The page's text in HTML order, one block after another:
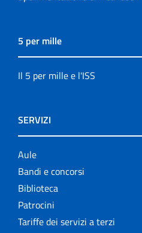
5 per mille
Il 5 per mille e l'ISS
SERVIZI
Aule
Bandi e concorsi
Biblioteca
Patrocini
Tariffe dei servizi a terzi